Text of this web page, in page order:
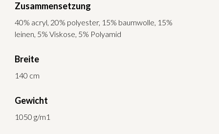
Zusammensetzung
40% acryl, 20% polyester, 15% baumwolle, 15%
leinen, 5% Viskose, 5% Polyamid
Breite
140 cm
Gewicht
1050 g/m1